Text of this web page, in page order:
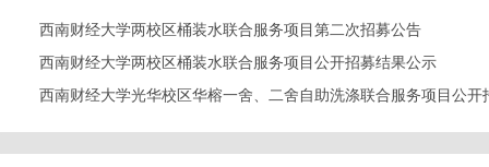
西南财经大学两校区桶装水联合服务项目第二次招募公告
西南财经大学两校区桶装水联合服务项目公开招募结果公示
西南财经大学光华校区华榕一舍、二舍自助洗涤联合服务项目公开